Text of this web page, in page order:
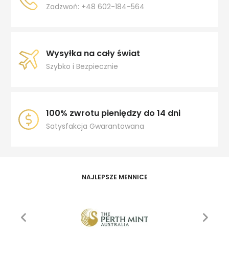
Zadzwoń: +48 602-184-564
Wysyłka na cały świat
Szybko i Bezpiecznie
100% zwrotu pieniędzy do 14 dni
Satysfakcja Gwarantowana
NAJLEPSZE MENNICE